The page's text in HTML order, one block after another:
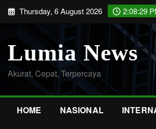
Skip Thursday, 6 August 2026 2:08:31
Lumia News
Akurat, Cepat, Terpercaya
HOME NASIONAL